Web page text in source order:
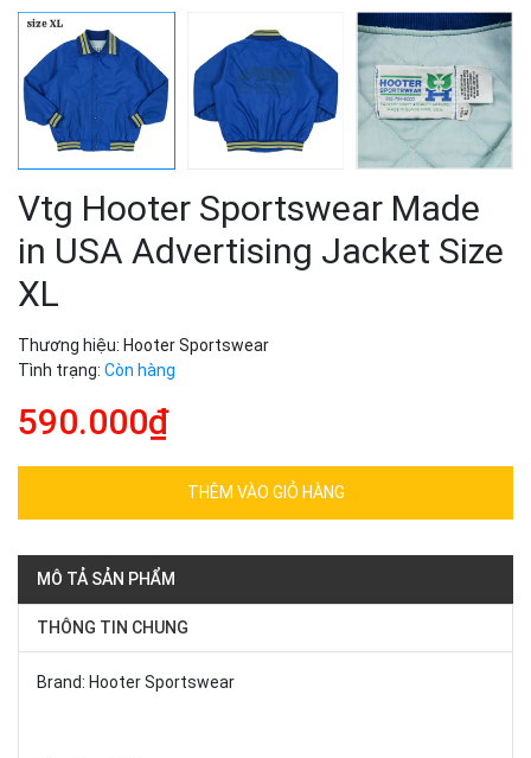
Vtg Hooter Sportswear Made
in USA Advertising Jacket Size
XL
Thương hiệu: Hooter Sportswear
Tình trạng: Còn hàng
590.000₫
THÊM VÀO GIỎ HÀNG
MÔ TẢ SẢN PHẨM
THÔNG TIN CHUNG
Brand: Hooter Sportswear